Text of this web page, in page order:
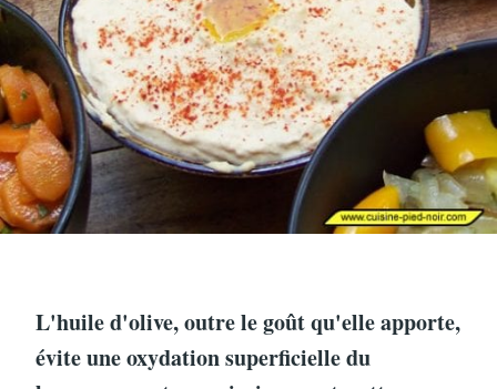
L'huile d'olive, outre le goût qu'elle apporte,
évite une oxydation superficielle du